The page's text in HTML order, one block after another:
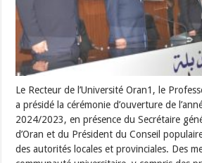
Le Recteur de l’Université Oran1, le
a présidé la cérémonie d’ouverture de
2024/2023, en présence du Secrétaire
d’Oran et du Président du Conseil
des autorités locales et provinciales. Des